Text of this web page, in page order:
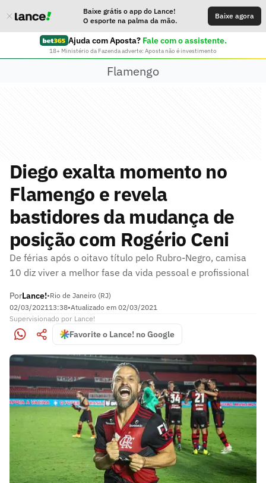
Baixe grátis o app do Lance!
O esporte na palma da mão.
Baixe agora
Ajuda com Aposta? Fale com o assistente.
18+ Ministério da Fazenda adverte: Aposta não é investimento
Flamengo
Diego exalta momento no
Flamengo e revela
bastidores da mudança de
posição com Rogério Ceni
De férias após o oitavo título pelo Rubro-Negro, camisa
10 diz viver a melhor fase da vida pessoal e profissional
PorLance!•Rio de Janeiro (RJ)
02/03/202113:38•Atualizado em 02/03/2021
Supervisionado por Lance!
Favorite o Lance! no Google